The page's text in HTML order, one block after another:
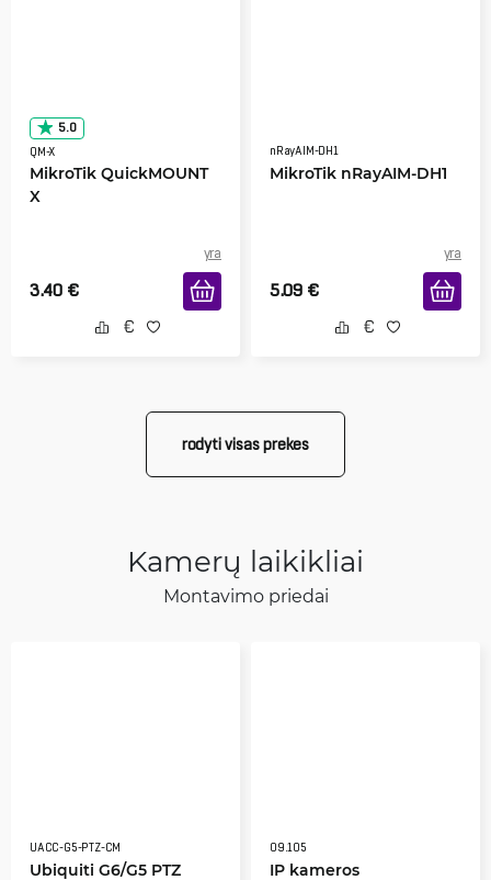
5.0
QM-X
MikroTik QuickMOUNT
X
yra
3.40 €
nRayAIM-DH1
MikroTik nRayAIM-DH1
yra
5.09 €
rodyti visas prekes
Kamerų laikikliai
Montavimo priedai
UACC-G5-PTZ-CM
Ubiquiti G6/G5 PTZ
09.105
IP kameros